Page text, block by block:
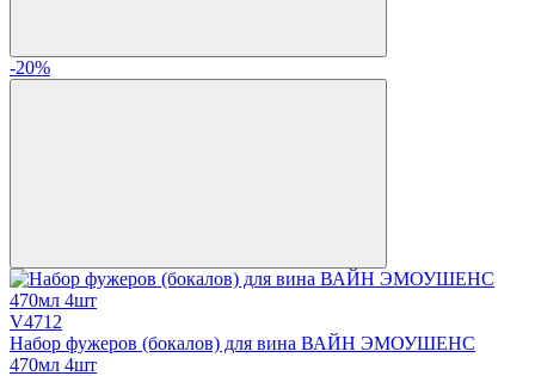
-20%
V4712
Набор фужеров (бокалов) для вина ВАЙН ЭМОУШЕНС
470мл 4шт